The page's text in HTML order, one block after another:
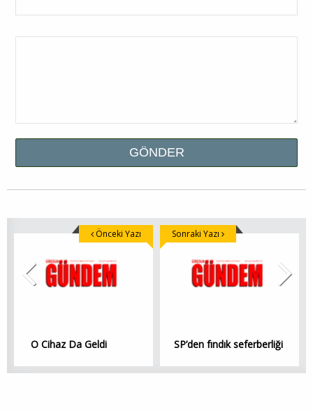
O Cihaz Da Geldi
Önceki Yazı
SP’den fındık seferberliği
Sonraki Yazı